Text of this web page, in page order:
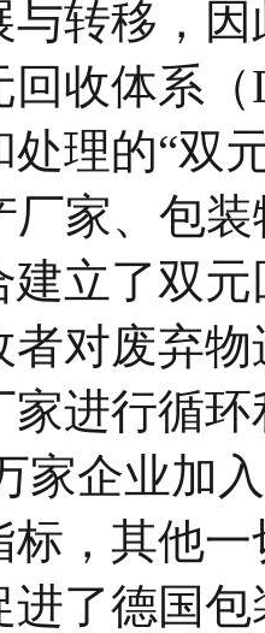
转移，
回收体系
理的“双
厂家、包
建立了双
者对废弃
家进行循
家企业加
标，其他
进了德国